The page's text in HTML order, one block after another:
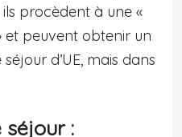
procèdent à une «
et peuvent obtenir un
d’UE, mais dans
séjour :